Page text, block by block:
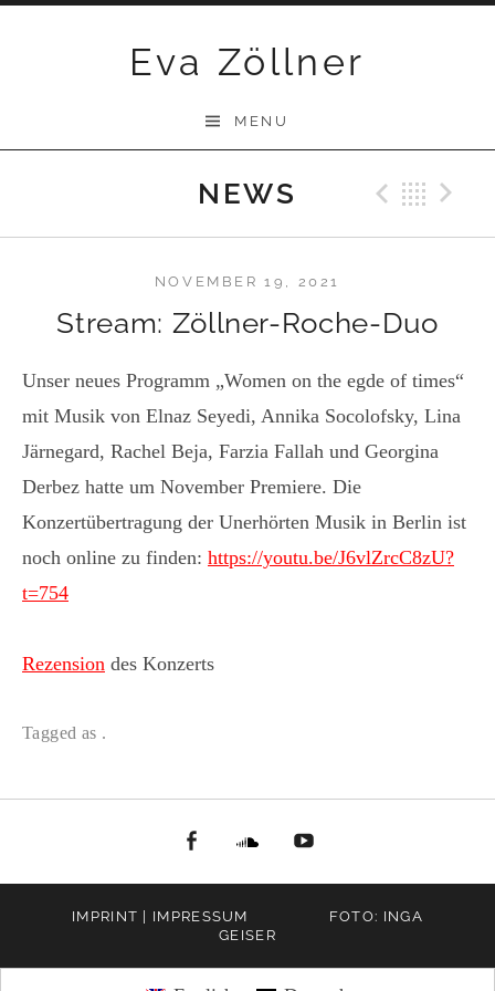
Eva Zöllner
MENU
NEWS
Stream: Zöllner-Roche-Duo
NOVEMBER 19, 2021
Unser neues Programm „Women on the egde of times“
mit Musik von Elnaz Seyedi, Annika Socolofsky, Lina
Järnegard, Rachel Beja, Farzia Fallah und Georgina
Derbez hatte um November Premiere. Die
Konzertübertragung der Unerhörten Musik in Berlin ist
noch online zu finden: https://youtu.be/J6vlZrcC8zU?
t=754
Rezension des Konzerts
Tagged as .
facebookSoundcloud
IMPRINT | IMPRESSUM
FOTO: INGA
GEISER